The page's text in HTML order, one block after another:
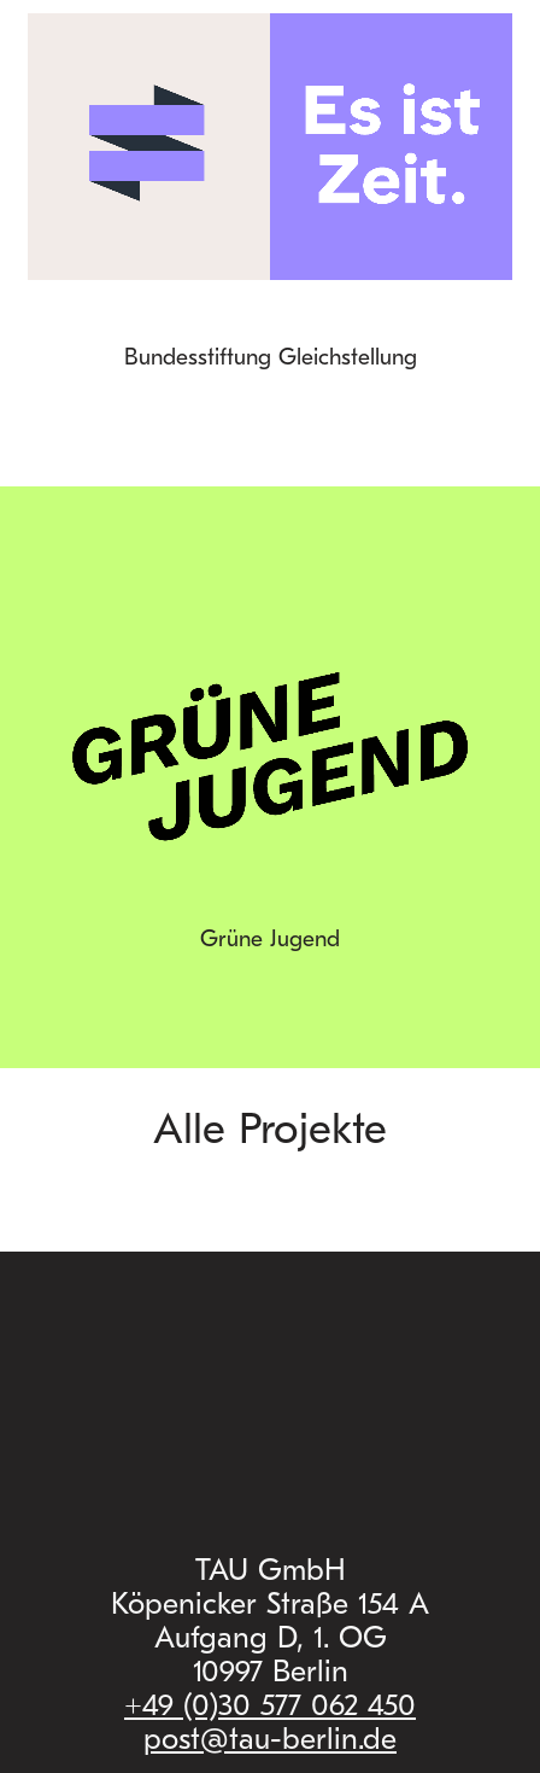
Bundesstiftung Gleichstellung
Grüne Jugend
Alle Projekte
TAU GmbH
Köpenicker Straße 154 A
Aufgang D, 1. OG
10997 Berlin
+49 (0)30 577 062 450
post@tau-berlin.de